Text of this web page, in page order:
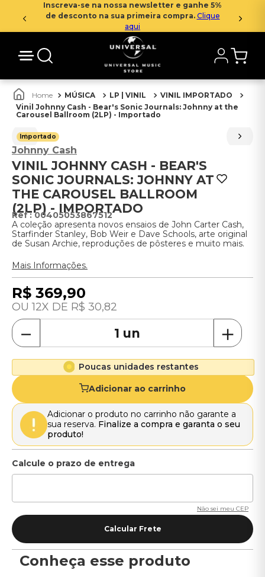
Inscreva-se na nossa newsletter e ganhe 5%
de desconto na sua primeira compra. Clique
aqui
MÚSICA LP | VINIL
VINIL IMPORTADO
Vinil Johnny Cash - Bear's Sonic Journals: Johnny at the
Carousel Ballroom (2LP) - Importado
Importado
Johnny Cash
VINIL JOHNNY CASH - BEAR'S
SONIC JOURNALS: JOHNNY AT
THE CAROUSEL BALLROOM
(2LP) - IMPORTADO
:00405053867512
A coleção apresenta novos ensaios de John Carter Cash,
Starfinder Stanley, Bob Weir e Dave Schools, arte original
de Susan Archie, reproduções de pôsteres e muito mais.
Mais Informações.
R$ 369,90
12 R$ 30,82
＋
－
Poucas unidades restantes
Adicionar ao carrinho
Adicionar o produto no carrinho não garante a
sua reserva. Finalize a compra e garanta o seu
produto!
Não sei meu CEP
Conheça esse produto